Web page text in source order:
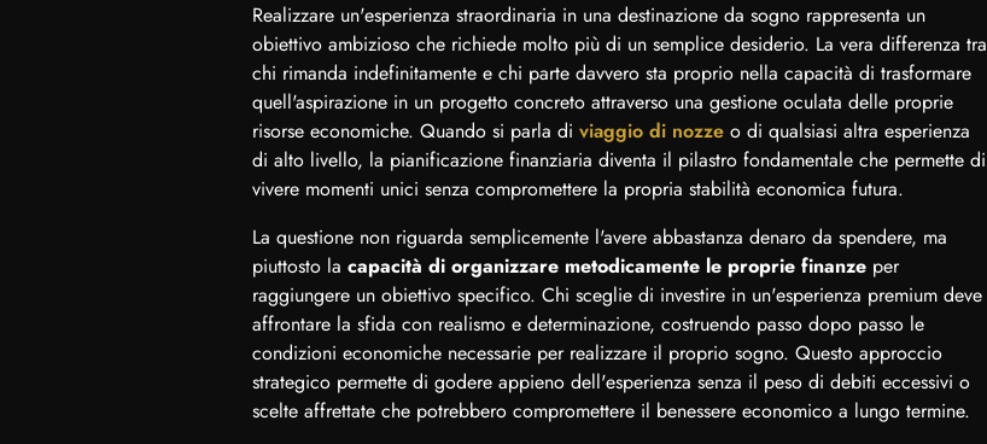
Realizzare un'esperienza straordinaria in una destinazione da sogno rappresenta un
obiettivo ambizioso che richiede molto più di un semplice desiderio. La vera differenza tra
chi rimanda indefinitamente e chi parte davvero sta proprio nella capacità di trasformare
quell'aspirazione in un progetto concreto attraverso una gestione oculata delle proprie
risorse economiche. Quando si parla di viaggio di nozze o di qualsiasi altra esperienza
di alto livello, la pianificazione finanziaria diventa il pilastro fondamentale che permette di
vivere momenti unici senza compromettere la propria stabilità economica futura.
La questione non riguarda semplicemente l'avere abbastanza denaro da spendere, ma
piuttosto la capacità di organizzare metodicamente le proprie finanze per
raggiungere un obiettivo specifico. Chi sceglie di investire in un'esperienza premium deve
affrontare la sfida con realismo e determinazione, costruendo passo dopo passo le
condizioni economiche necessarie per realizzare il proprio sogno. Questo approccio
strategico permette di godere appieno dell'esperienza senza il peso di debiti eccessivi o
scelte affrettate che potrebbero compromettere il benessere economico a lungo termine.